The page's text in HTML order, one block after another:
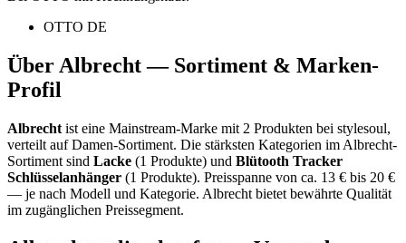
OTTO DE
Über Albrecht— Sortiment & Marken-
Profil
Albrecht ist eine Mainstream-Marke mit 2 Produkten bei stylesoul,
verteilt auf Damen-Sortiment. Die stärksten Kategorien im Albrecht-
Sortiment sind Lacke (1 Produkte) und Blütooth Tracker
Schlüsselanhänger (1 Produkte). Preisspanne von ca. 13 € bis 20 €
— je nach Modell und Kategorie. Albrecht bietet bewährte Qualität
im zugänglichen Preissegment.